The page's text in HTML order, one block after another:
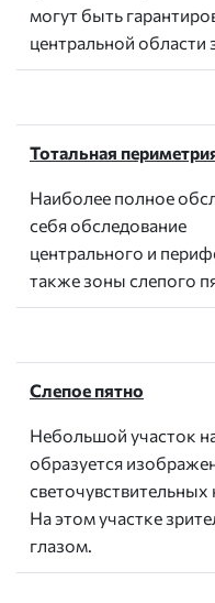
могут быть
центральной области
Тотальная
Наиболее полное
себя обследование
центрального и
также зоны слепого
Слепое пятно
Небольшой участок на
образуется
На этом участке
глазом.